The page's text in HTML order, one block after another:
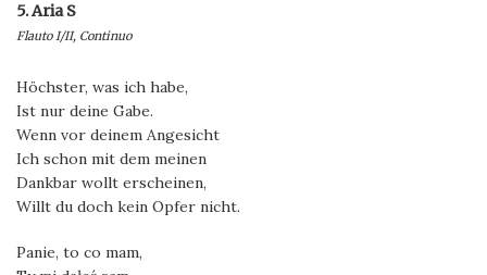
5. Aria S
Flauto I/II, Continuo
Höchster, was ich habe,
Ist nur deine Gabe.
Wenn vor deinem Angesicht
Ich schon mit dem meinen
Dankbar wollt erscheinen,
Willt du doch kein Opfer nicht.
Panie, to co mam,